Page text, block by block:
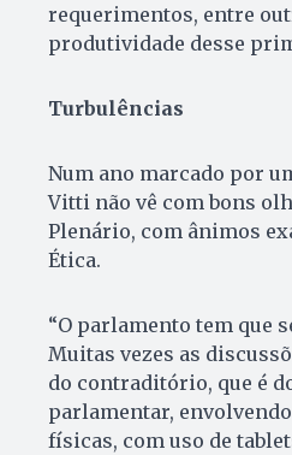
requerimentos, entre
produtividade desse
Turbulências
Num ano marcado por
Vitti não vê com bons
Plenário, com ânimos
Ética.
“O parlamento tem que
Muitas vezes as
do contraditório, que é
parlamentar,
físicas, com uso de